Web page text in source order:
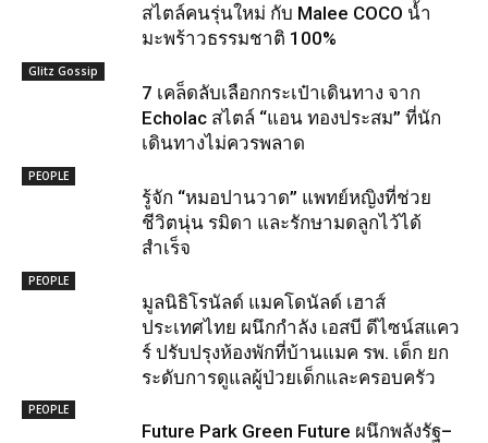
สไตล์คนรุ่นใหม่ กับ Malee COCO น้ำ
มะพร้าวธรรมชาติ 100%
Glitz Gossip
7 เคล็ดลับเลือกกระเป๋าเดินทาง จาก
Echolac สไตล์ “แอน ทองประสม” ที่นัก
เดินทางไม่ควรพลาด
PEOPLE
รู้จัก “หมอปานวาด” แพทย์หญิงที่ช่วย
ชีวิตนุ่น รมิดา และรักษามดลูกไว้ได้
สำเร็จ
PEOPLE
มูลนิธิโรนัลด์ แมคโดนัลด์ เฮาส์
ประเทศไทย ผนึกกำลัง เอสบี ดีไซน์สแคว
ร์ ปรับปรุงห้องพักที่บ้านแมค รพ. เด็ก ยก
ระดับการดูแลผู้ป่วยเด็กและครอบครัว
PEOPLE
Future Park Green Future ผนึกพลังรัฐ–